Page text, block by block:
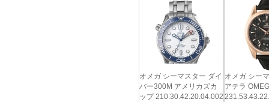
オメガ シーマスター ダイ
バー300M アメリカズカ
ップ 210.30.42.20.04.002
オメガ シー
アテラ